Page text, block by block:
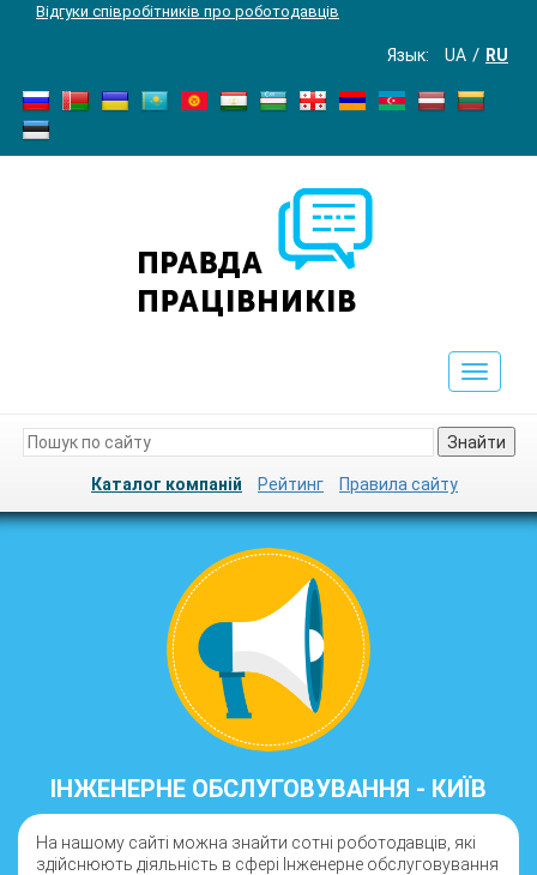
Відгуки співробітників про роботодавців
Язык: UA RU
Toggle
Знайти
Каталог компаній Рейтинг Правила сайту
ІНЖЕНЕРНЕ ОБСЛУГОВУВАННЯ - КИЇВ
На нашому сайті можна знайти сотні роботодавців, які
здійснюють діяльність в сфері Інженерне обслуговування